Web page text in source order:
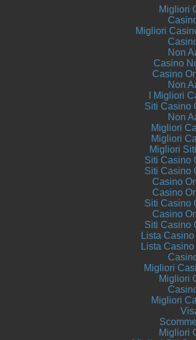
Migliori
Migliori
Non
Casino
Casino
Non
I Migliori
Siti Casino
Non
Migliori
Migliori
Migliori
Siti Casino
Siti Casino
Casino
Casino
Siti Casino
Casino
Siti Casino
Lista
Lista
Migliori
Migliori
Migliori
Migliori